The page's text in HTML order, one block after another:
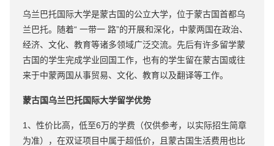
乌兰巴托国际大学是蒙古国的公立大学，位于蒙古国首都乌
兰巴托。随着“ 一带一 路”的开展和深化，中蒙两国在政治、
经济、文化、教育等诸多领域广泛交流。先后有许多留学蒙
古国的学生完成学业回国工作，也有的学生留在蒙古国或往
来于中蒙两国从事贸易、文化、教育以及翻译等工作。
蒙古国乌兰巴托国际大学留学优势
1、性价比高，低至6万的学费（仅供参考，以实际招生简章
为准），在双证项目中属于超低价，且蒙古国生活费用也比